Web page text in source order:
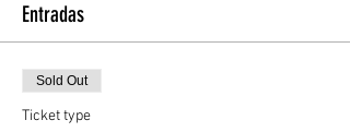
Entradas
Sold Out
Ticket type